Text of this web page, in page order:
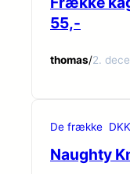
55,-
thomas/2.
De frække
Naughty